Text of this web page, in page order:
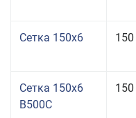
Сетка 150x6 150
Сетка 150x6
В500С
150